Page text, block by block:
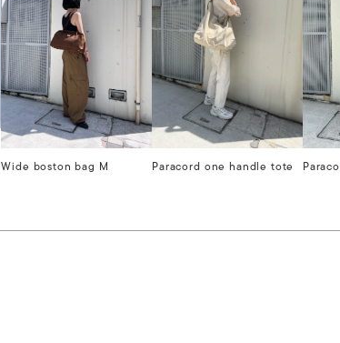
Wide boston bag M
Paracord one handle tote